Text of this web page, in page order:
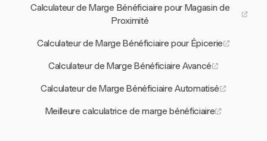
Calculateur de Marge Bénéficiaire pour Magasin de
Proximité
Calculateur de Marge Bénéficiaire pour Épicerie
Calculateur de Marge Bénéficiaire Avancé
Calculateur de Marge Bénéficiaire Automatisé
Meilleure calculatrice de marge bénéficiaire